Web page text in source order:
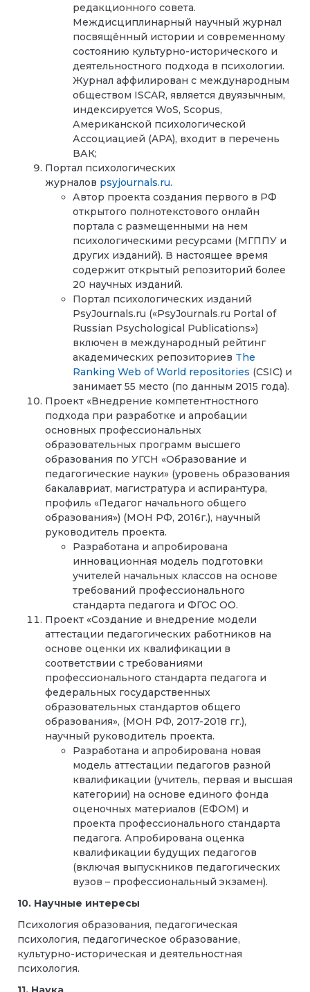
редакционного совета.
Междисциплинарный научный журнал
посвящённый истории и современному
состоянию культурно-исторического и
деятельностного подхода в психологии.
Журнал аффилирован с международным
обществом ISCAR, является двуязычным,
индексируется WoS, Scopus,
Американской психологической
Ассоциацией (APA), входит в перечень
ВАК;
Портал психологических
журналов psyjournals.ru.
Автор проекта создания первого в РФ
открытого полнотекстового онлайн
портала с размещенными на нем
психологическими ресурсами (МГППУ и
других изданий). В настоящее время
содержит открытый репозиторий более
20 научных изданий.
Портал психологических изданий
PsyJournals.ru («PsyJournals.ru Portal of
Russian Psychological Publications»)
включен в международный рейтинг
академических репозиториев The
Ranking Web of World repositories (CSIC) и
занимает 55 место (по данным 2015 года).
Проект «Внедрение компетентностного
подхода при разработке и апробации
основных профессиональных
образовательных программ высшего
образования по УГСН «Образование и
педагогические науки» (уровень образования
бакалавриат, магистратура и аспирантура,
профиль «Педагог начального общего
образования») (МОН РФ, 2016г.), научный
руководитель проекта.
Разработана и апробирована
инновационная модель подготовки
учителей начальных классов на основе
требований профессионального
стандарта педагога и ФГОС ОО.
Проект «Создание и внедрение модели
аттестации педагогических работников на
основе оценки их квалификации в
соответствии с требованиями
профессионального стандарта педагога и
федеральных государственных
образовательных стандартов общего
образования», (МОН РФ, 2017-2018 гг.),
научный руководитель проекта.
Разработана и апробирована новая
модель аттестации педагогов разной
квалификации (учитель, первая и высшая
категории) на основе единого фонда
оценочных материалов (ЕФОМ) и
проекта профессионального стандарта
педагога. Апробирована оценка
квалификации будущих педагогов
(включая выпускников педагогических
вузов – профессиональный экзамен).
10. Научные интересы
Психология образования, педагогическая
психология, педагогическое образование,
культурно-историческая и деятельностная
психология.